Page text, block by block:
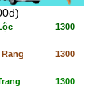
1300
1300
1300